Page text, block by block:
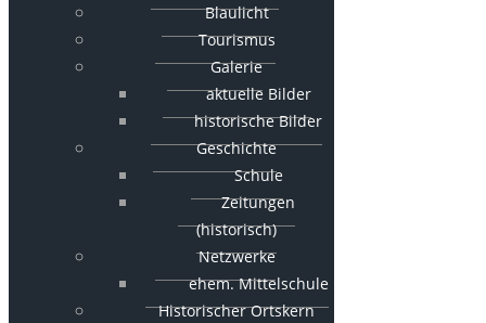
Blaulicht
Tourismus
Galerie
aktuelle Bilder
historische Bilder
Geschichte
Schule
Zeitungen
(historisch)
Netzwerke
ehem. Mittelschule
Historischer Ortskern